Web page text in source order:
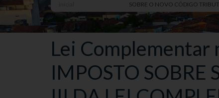
SOBRE O NOVO CÓDIGO
Lei Complementar
IMPOSTO SOBRE